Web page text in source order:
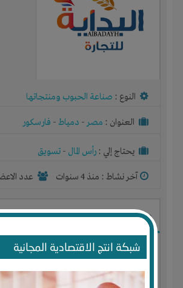
شبكة انتج الاقتصادية المجانية
النوع : صناعة الحبوب ومنتجاتها
العنوان : مصر- دمياط- فارسكور
يحتاج إلي : رأس المال - تسويق
آخر نشاط : منذ 4 سنوات عدد الاعضاء : 0
مشروع تعبئة وتغليف المواد